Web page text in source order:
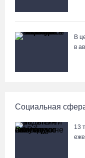
контроль на выборах
08.08.26 / 13:37
Городские заборы и
В
в
Социальная
13